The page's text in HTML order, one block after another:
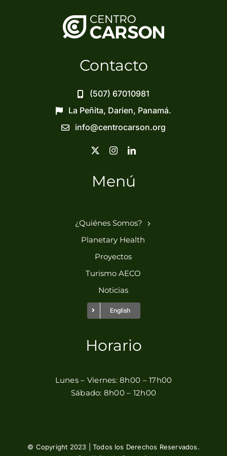
Contacto
(507) 67010981
La Peñita, Darien, Panamá.
info@centrocarson.org
Menú
¿Quiénes Somos?
Planetary Health
Proyectos
Turismo AECO
Noticias
English
Horario
Lunes – Viernes: 8h00 – 17h00
Sábado: 8h00 – 12h00
© Copyright 2023 | Todos los Derechos Reservados.